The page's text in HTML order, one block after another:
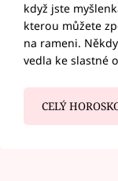
když jste
kterou můžete
na rameni.
vedla ke slastné
CELÝ